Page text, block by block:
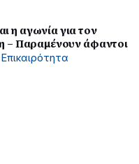
η αγωνία για τον
– Παραμένουν άφαντοι
Επικαιρότητα